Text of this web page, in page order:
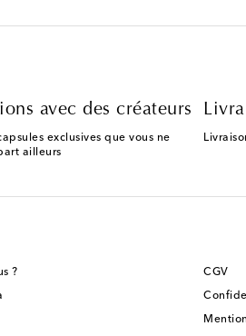
avec des créateurs
exclusives que vous ne
ailleurs
? CGV